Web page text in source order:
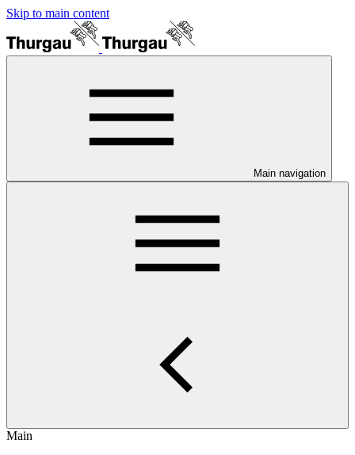
Skip to main content
Main navigation
Main